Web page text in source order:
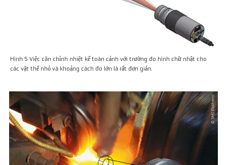
Hình 5 Việc căn chỉnh nhiệt kế toàn cảnh với trường đo hình chữ nhật cho
các vật thể nhỏ và khoảng cách đo lớn là rất đơn giản.